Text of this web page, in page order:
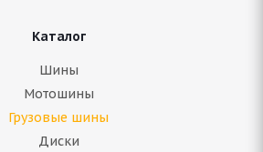
Каталог
Шины
Мотошины
Грузовые шины
Диски